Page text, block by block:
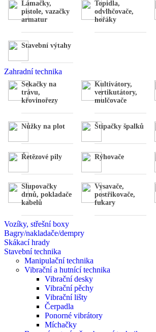
, Váhy,
Úhloměry,
Stativy
Dálkoměry,
Lámačky,
pistole, vazačky
armatur
Topidla,
odvlhčovače,
hořáky
Stavební výtahy
Zahradní technika
Sekačky na
trávu,
křovinořezy
Kultivátory,
vertikutátory,
mulčovače
Nůžky na plot Štípačky špalků
Řetězové pily Rýhovače
Slupovačky
drnů, pokladače
kabelů
Vysavače,
postřikovače,
fukary
Vozíky, střešní boxy
Bagry/nakladače/dempry
Skákací hrady
Stavební technika
Manipulační technika
Vibrační a hutnící technika
Vibrační desky
Vibrační pěchy
Vibrační lišty
Čerpadla
Ponorné vibrátory
Míchačky